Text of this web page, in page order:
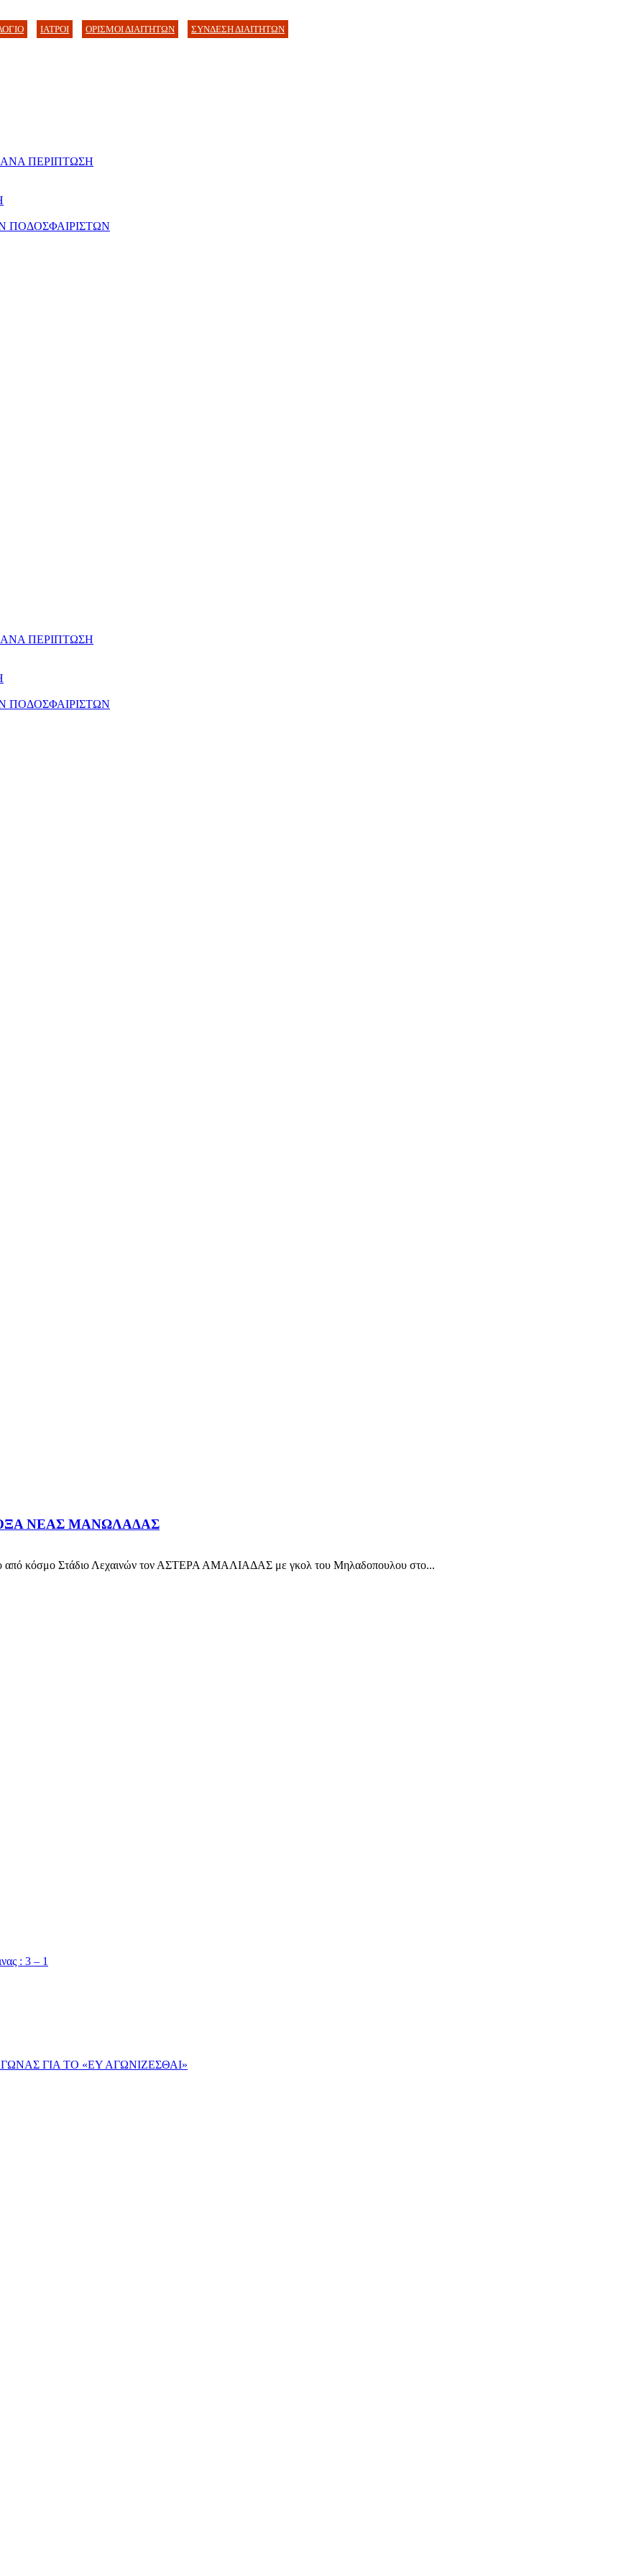
ΙΑΤΡΟΙ ΟΡΙΣΜΟΙ ΔΙΑΙΤΗΤΩΝ ΣΥΝΔΕΣΗ ΔΙΑΙΤΗΤΩΝ
ΠΕΡΙΠΤΩΣΗ
ΠΟΔΟΣΦΑΙΡΙΣΤΩΝ
ΠΕΡΙΠΤΩΣΗ
ΠΟΔΟΣΦΑΙΡΙΣΤΩΝ
ΝΕΑΣ ΜΑΝΩΛΑΔΑΣ
κόσμο Στάδιο Λεχαινών τον ΑΣΤΕΡΑ ΑΜΑΛΙΑΔΑΣ με γκολ του Μηλαδοπουλου στο...
: 3 – 1
ΓΙΑ ΤΟ «ΕΥ ΑΓΩΝΙΖΕΣΘΑΙ»